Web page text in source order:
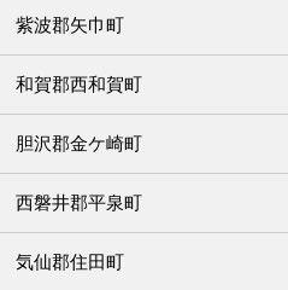
紫波郡矢巾町
和賀郡西和賀町
胆沢郡金ケ崎町
西磐井郡平泉町
気仙郡住田町